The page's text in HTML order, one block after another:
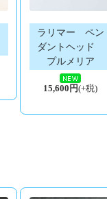
ラリマー ペン
ダントヘッド
プルメリア
15,600円(+税)